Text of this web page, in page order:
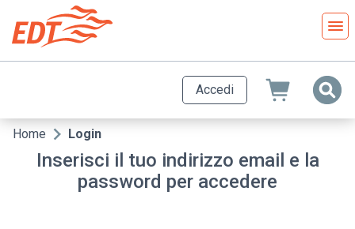
contenuto
principale
Accedi
Briciole
Home Login
Inserisci il tuo indirizzo email e la
password per accedere